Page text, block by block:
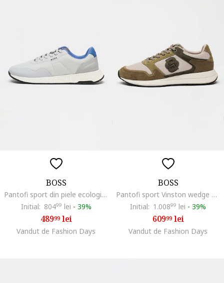
BOSS
Pantofi sport din piele ecologica cu garnituri din material textil Titanium Runn, Gri deschis/Albastru deschis
Initial: 80499 lei - 39%
48999lei
Vandut de Fashion Days
BOSS
Pantofi sport Vinston wedge din piele intoarsa si material textil, Verde masliniu/Maro nisip
Initial: 1.00899 lei - 39%
60999lei
Vandut de Fashion Days